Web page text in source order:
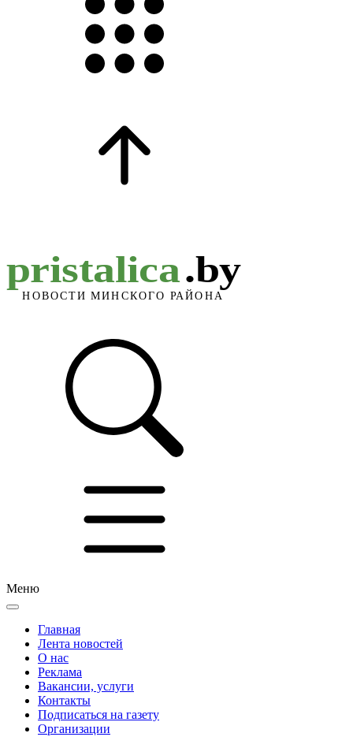
Меню
Главная
Лента новостей
О нас
Реклама
Вакансии, услуги
Контакты
Подписаться на газету
Организации